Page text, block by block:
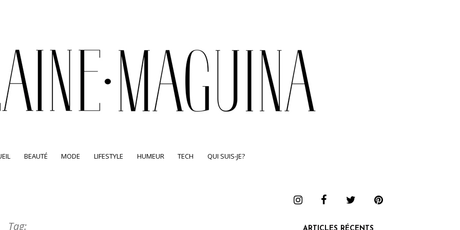
BEAUTÉ MODE LIFESTYLE HUMEUR TECH QUI SUIS-JE?
Tag: